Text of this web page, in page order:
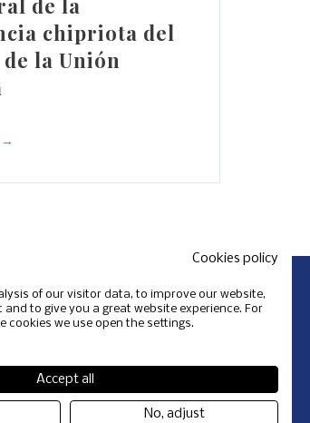
de la
chipriota del
la Unión
→
Cookies policy
of our visitor data, to improve our website,
to give you a great website experience. For
we use open the settings.
Accept all
No, adjust